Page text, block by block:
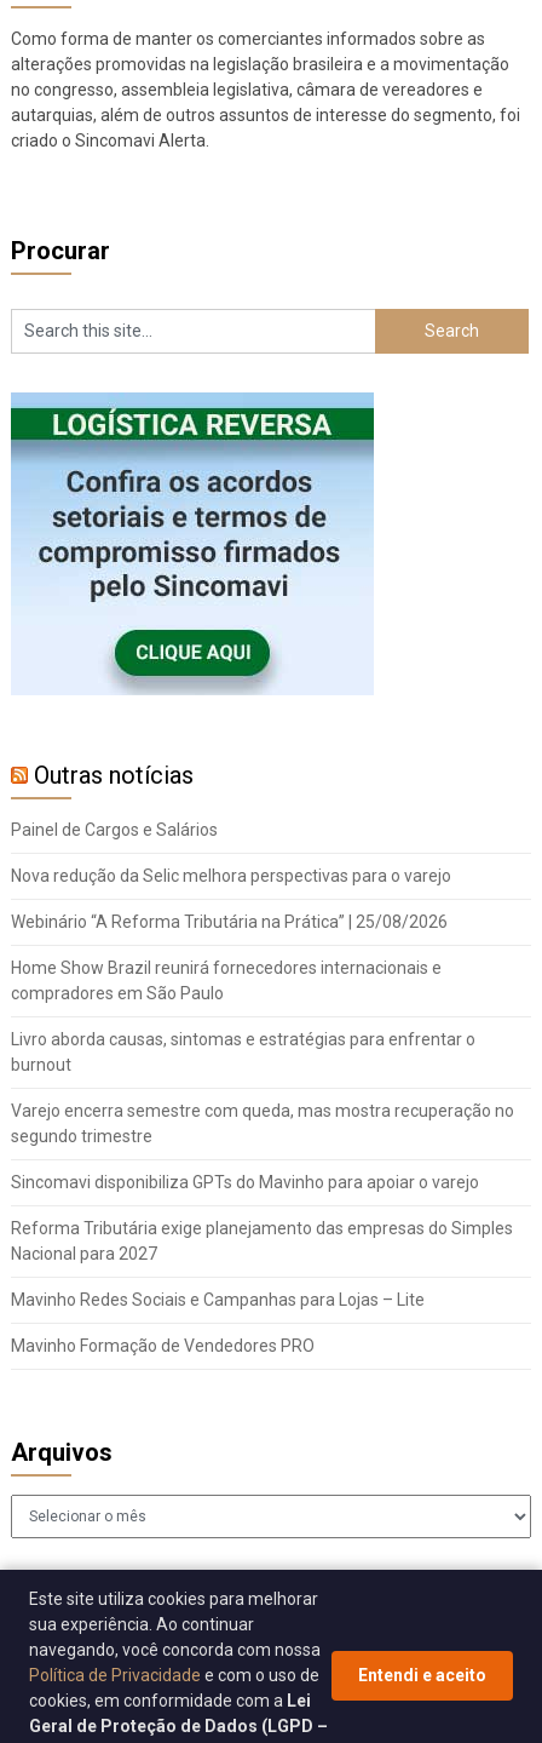
Como forma de manter os comerciantes informados sobre as
alterações promovidas na legislação brasileira e a movimentação
no congresso, assembleia legislativa, câmara de vereadores e
autarquias, além de outros assuntos de interesse do segmento, foi
criado o Sincomavi Alerta.
Procurar
Outras notícias
Painel de Cargos e Salários
Nova redução da Selic melhora perspectivas para o varejo
Webinário “A Reforma Tributária na Prática” | 25/08/2026
Home Show Brazil reunirá fornecedores internacionais e
compradores em São Paulo
Livro aborda causas, sintomas e estratégias para enfrentar o
burnout
Varejo encerra semestre com queda, mas mostra recuperação no
segundo trimestre
Sincomavi disponibiliza GPTs do Mavinho para apoiar o varejo
Reforma Tributária exige planejamento das empresas do Simples
Nacional para 2027
Mavinho Redes Sociais e Campanhas para Lojas – Lite
Mavinho Formação de Vendedores PRO
Arquivos
Arquivos
© 2026 Sincomavi Alerta| WordPress Theme bySuperb WordPress
Themes
Este site utiliza cookies para melhorar
sua experiência. Ao continuar
navegando, você concorda com nossa
Política de Privacidade e com o uso de
cookies, em conformidade com a Lei
Geral de Proteção de Dados (LGPD –
Entendi e aceito